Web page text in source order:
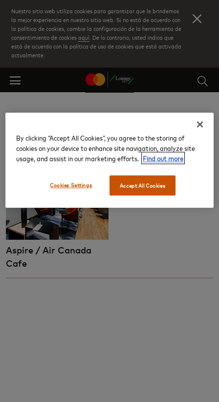
Skip
to
main
content
Nuestro sitio web utiliza cookies para garantizar que le brindemos
la mejor experiencia en nuestro sitio web. Si no está de acuerdo con
la política de cookies, cambie la configuración de la herramienta de
consentimiento de cookiesaquí . De lo contrario, usted indica que
está de acuerdo con la política de uso de cookies que está activada
actualmente.
Salas VIP
Aspire / Air Canada
Cafe
By clicking “Accept All Cookies”, you agree to the storing of
cookies on your device to enhance site navigation, analyze site
usage, and assist in our marketing efforts. Find out more
Accept All Cookies
Cookies Settings